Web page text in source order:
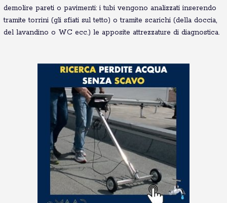
demolire pareti o pavimenti: i tubi vengono analizzati inserendo
tramite torrini (gli sfiati sul tetto) o tramite scarichi (della doccia,
del lavandino o WC ecc.) le apposite attrezzature di diagnostica.